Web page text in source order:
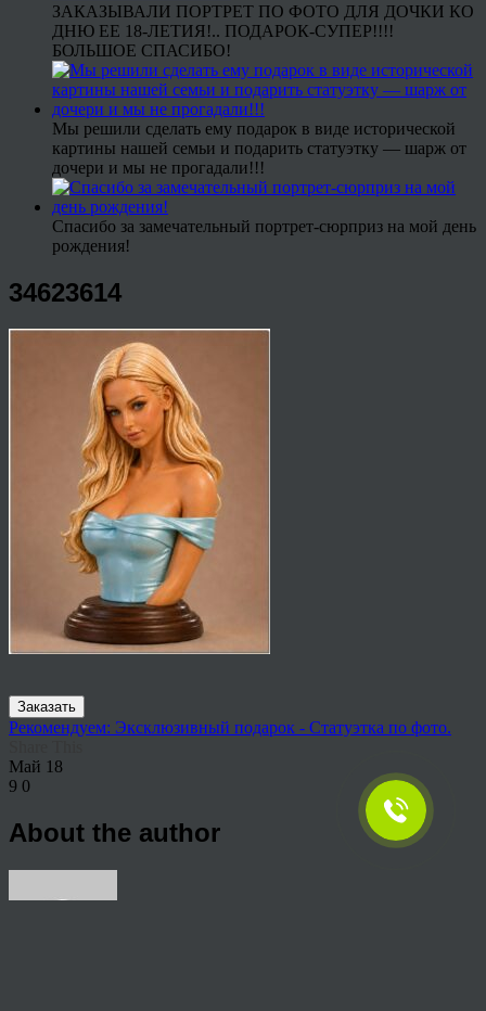
ЗАКАЗЫВАЛИ ПОРТРЕТ ПО ФОТО ДЛЯ ДОЧКИ КО
ДНЮ ЕЕ 18-ЛЕТИЯ!.. ПОДАРОК-СУПЕР!!!!
БОЛЬШОЕ СПАСИБО!
Мы решили сделать ему подарок в виде исторической
картины нашей семьи и подарить статуэтку — шарж от
дочери и мы не прогадали!!!
Спасибо за замечательный портрет-сюрприз на мой день
рождения!
34623614
Заказать
Рекомендуем: Эксклюзивный подарок - Статуэтка по фото.
Май 18
9 0
About the author